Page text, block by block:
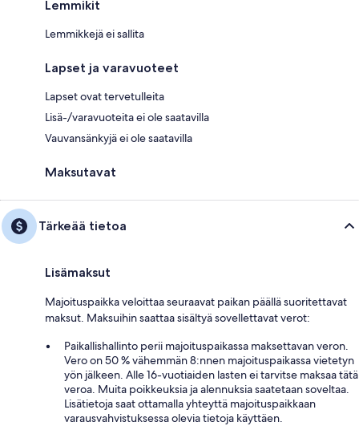
Lemmikit
Lemmikkejä ei sallita
Lapset ja varavuoteet
Lapset ovat tervetulleita
Lisä-/varavuoteita ei ole saatavilla
Vauvansänkyjä ei ole saatavilla
Maksutavat
Tärkeää tietoa
Lisämaksut
Majoituspaikka veloittaa seuraavat paikan päällä suoritettavat
maksut. Maksuihin saattaa sisältyä sovellettavat verot:
Paikallishallinto perii majoituspaikassa maksettavan veron.
Vero on 50 % vähemmän 8:nnen majoituspaikassa vietetyn
yön jälkeen. Alle 16-vuotiaiden lasten ei tarvitse maksaa tätä
veroa. Muita poikkeuksia ja alennuksia saatetaan soveltaa.
Lisätietoja saat ottamalla yhteyttä majoituspaikkaan
varausvahvistuksessa olevia tietoja käyttäen.